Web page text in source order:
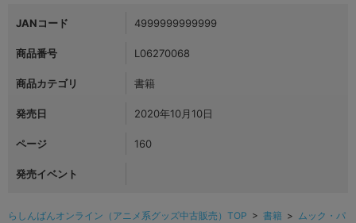
JANコード 4999999999999
商品番号 L06270068
商品カテゴリ 書籍
発売日 2020年10月10日
ページ 160
発売イベント
らしんばんオンライン（アニメ系グッズ中古販売）TOP > 書籍 > ムック・パ